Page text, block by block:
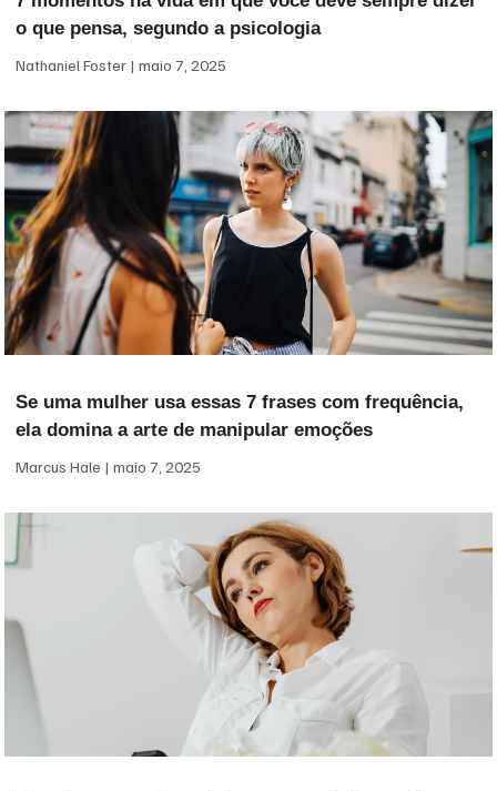
o que pensa, segundo a psicologia
Nathaniel Foster maio 7, 2025
Se uma mulher usa essas 7 frases com frequência,
ela domina a arte de manipular emoções
Marcus Hale maio 7, 2025